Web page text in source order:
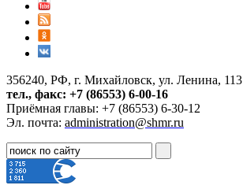
356240, РФ, г. Михайловск, ул. Ленина, 113
тел., факс: +7 (86553) 6-00-16
Приёмная главы: +7 (86553) 6-30-12
Эл. почта: administration@shmr.ru